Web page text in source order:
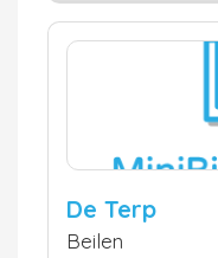
De Terp
Beilen